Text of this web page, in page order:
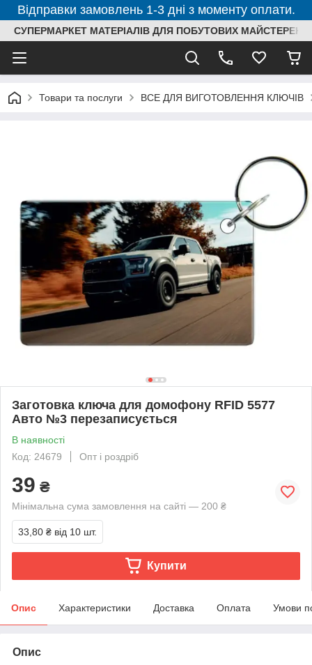
Відправки замовлень 1-3 дні з моменту оплати.
СУПЕРМАРКЕТ МАТЕРІАЛІВ ДЛЯ ПОБУТОВИХ МАЙСТЕРЕНЬ
Товари та послуги ВСЕ ДЛЯ ВИГОТОВЛЕННЯ КЛЮЧІВ
Заготовка ключа для домофону RFID 5577
Авто №3 перезаписується
В наявності
Код: 24679
Опт і роздріб
39 ₴
Мінімальна сума замовлення на сайті — 200 ₴
33,80 ₴ від 10 шт.
Купити
Опис Характеристики Доставка Оплата Умови
Опис